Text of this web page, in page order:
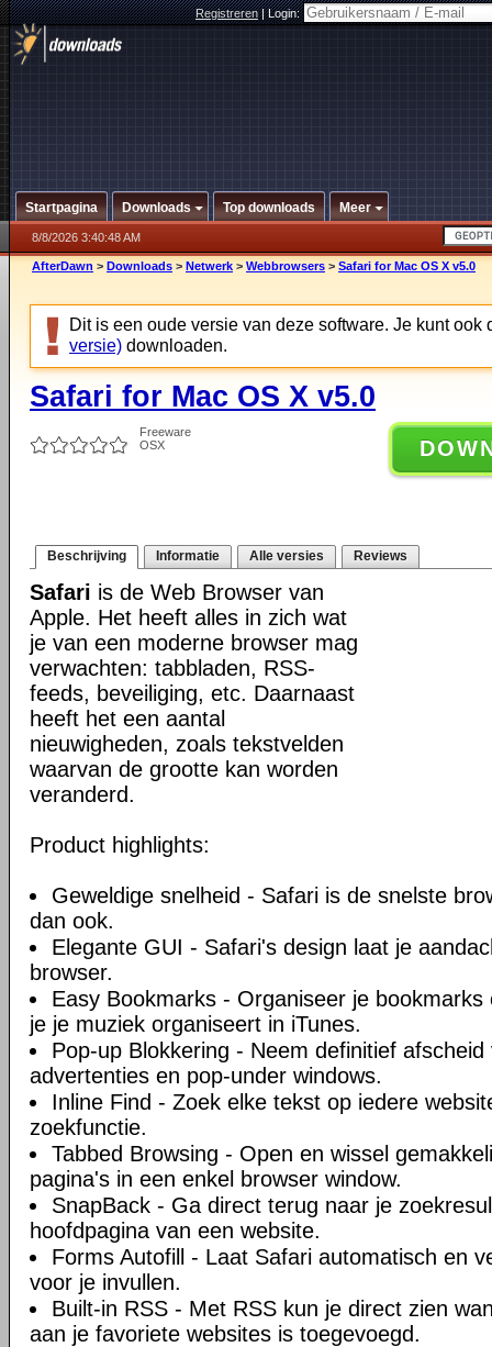
Registreren|Login:
Startpagina Downloads Top downloads Meer
8/8/2026 3:40:48 AM
AfterDawn > Downloads > Netwerk > Webbrowsers > Safari for Mac OS X v5.0
Dit is een oude versie van deze software. Je kunt ook
versie) downloaden.
Safari for Mac OS X v5.0
Freeware
OSX
Beschrijving Informatie Alle versies Reviews
Safari is de Web Browser van
Apple. Het heeft alles in zich wat
je van een moderne browser mag
verwachten: tabbladen, RSS-
feeds, beveiliging, etc. Daarnaast
heeft het een aantal
nieuwigheden, zoals tekstvelden
waarvan de grootte kan worden
veranderd.
Product highlights:
Geweldige snelheid - Safari is de snelste
dan ook.
Elegante GUI - Safari's design laat je
browser.
Easy Bookmarks - Organiseer je
je je muziek organiseert in iTunes.
Pop-up Blokkering - Neem definitief
advertenties en pop-under windows.
Inline Find - Zoek elke tekst op iedere
zoekfunctie.
Tabbed Browsing - Open en wissel
pagina's in een enkel browser window.
SnapBack - Ga direct terug naar je
hoofdpagina van een website.
Forms Autofill - Laat Safari automatisch en
voor je invullen.
Built-in RSS - Met RSS kun je direct zien
aan je favoriete websites is toegevoegd.